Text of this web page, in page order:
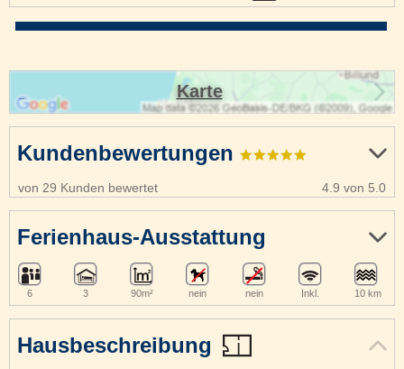
Hausbeschreibung
Kundenbewertungen
von 29 Kunden bewertet 4.9 von 5.0
Ferienhaus-Ausstattung
6 3 90m² nein nein Inkl. 10 km
Karte